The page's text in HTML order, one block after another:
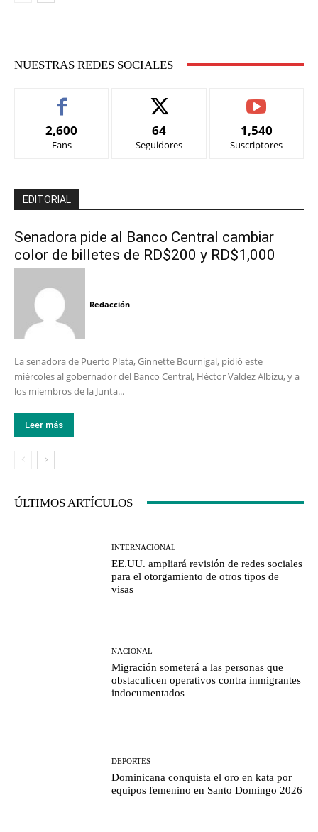
NUESTRAS REDES SOCIALES
2,600
Fans
64
Seguidores
1,540
Suscriptores
EDITORIAL
Senadora pide al Banco Central cambiar
color de billetes de RD$200 y RD$1,000
Redacción
La senadora de Puerto Plata, Ginnette Bournigal, pidió este
miércoles al gobernador del Banco Central, Héctor Valdez Albizu, y a
los miembros de la Junta...
Leer más
ÚLTIMOS ARTÍCULOS
INTERNACIONAL
EE.UU. ampliará revisión de redes sociales
para el otorgamiento de otros tipos de
visas
NACIONAL
Migración someterá a las personas que
obstaculicen operativos contra inmigrantes
indocumentados
DEPORTES
Dominicana conquista el oro en kata por
equipos femenino en Santo Domingo 2026